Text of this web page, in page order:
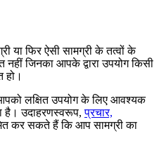
या फिर ऐसी सामग्री के तत्वों के
जिनका आपके द्वारा उपयोग किसी
हो।
लक्षित उपयोग के लिए आवश्यक
है। उदाहरणस्वरूप,प्रचार,
कर सकते हैं कि आप सामग्री का